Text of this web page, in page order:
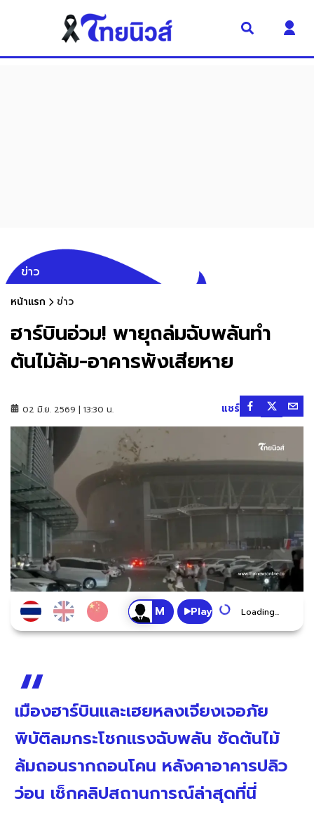
ข่าว
หน้าแรก ข่าว
ฮาร์บินอ่วม! พายุถล่มฉับพลันทำ
ต้นไม้ล้ม-อาคารพังเสียหาย
02 มิ.ย. 2569 | 13:30 น. แชร์
Play Loading...
เมืองฮาร์บินและเฮยหลงเจียงเจอภัย
พิบัติลมกระโชกแรงฉับพลัน ซัดต้นไม้
ล้มถอนรากถอนโคน หลังคาอาคารปลิว
ว่อน เช็กคลิปสถานการณ์ล่าสุดที่นี่